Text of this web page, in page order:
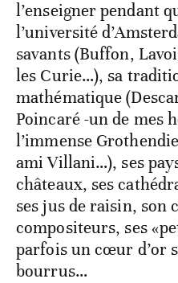
l’enseigner pendant
l’université
savants (Buffon,
les Curie…), sa
mathématique
Poincaré -un de mes
l’immense
ami Villani…), ses
châteaux, ses
ses jus de raisin, son
compositeurs, ses
parfois un cœur d’or
bourrus…